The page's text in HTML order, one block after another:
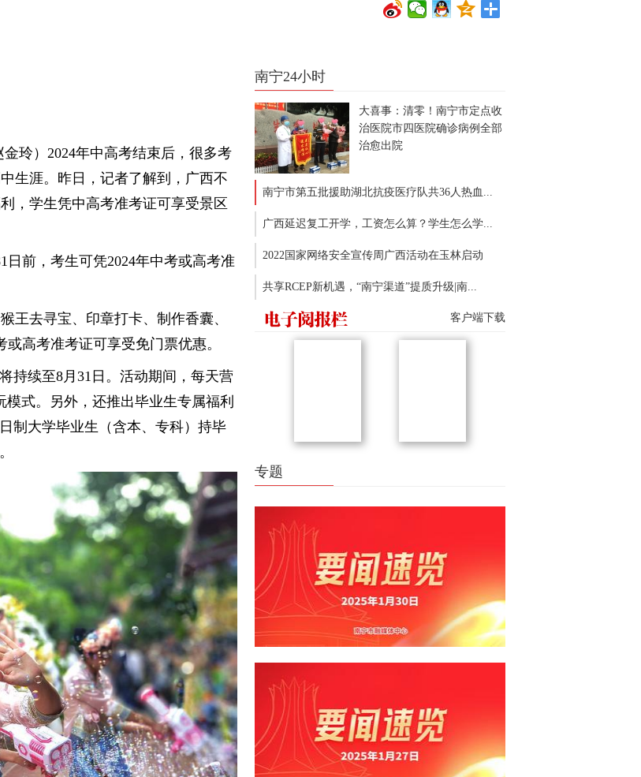
玲）2024年中高考结束后，很多考
生涯。昨日，记者了解到，广西不
，学生凭中高考准考证可享受景区
前，考生可凭2024年中考或高考准
王去寻宝、印章打卡、制作香囊、
高考准考证可享受免门票优惠。
持续至8月31日。活动期间，每天营
模式。另外，还推出毕业生专属福利
制大学毕业生（含本、专科）持毕
南宁24小时
大喜事：清零！南宁市定点收
治医院市四医院确诊病例全部
治愈出院
南宁市第五批援助湖北抗疫医疗队共36人热血...
广西延迟复工开学，工资怎么算？学生怎么学...
2022国家网络安全宣传周广西活动在玉林启动
共享RCEP新机遇，“南宁渠道”提质升级|南...
客户端下载
专题